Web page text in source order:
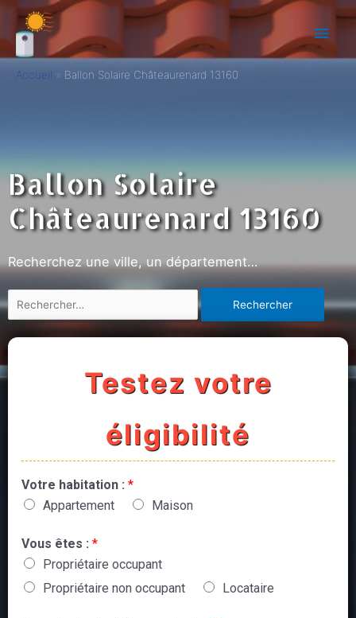
Accueil Ballon Solaire Châteaurenard 13160
Ballon Solaire
Châteaurenard 13160
Recherchez une ville, un département…
Testez votre
éligibilité
Votre habitation : *
Appartement
Maison
Vous êtes : *
Propriétaire occupant
Propriétaire non occupant
Locataire